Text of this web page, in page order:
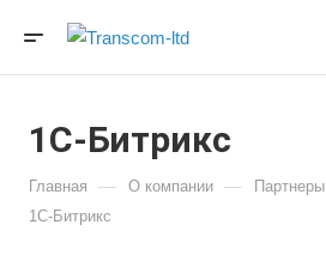
1C-Битрикс
Главная — О компании — Партнеры
1C-Битрикс